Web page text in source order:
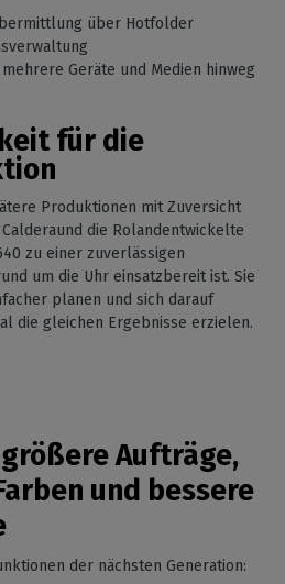
über Hotfolder
Geräte und Medien hinweg
für die
Produktionen mit Zuversicht
die Rolandentwickelte
zu einer zuverlässigen
um die Uhr einsatzbereit ist. Sie
planen und sich darauf
die gleichen Ergebnisse erzielen.
Aufträge,
und bessere
der nächsten Generation: